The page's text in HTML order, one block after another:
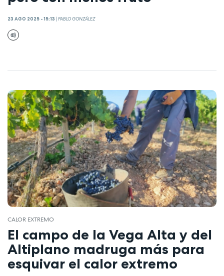
23 AGO 2025 - 15:13 PABLO GONZÁLEZ
CALOR EXTREMO
El campo de la Vega Alta y del
Altiplano madruga más para
esquivar el calor extremo